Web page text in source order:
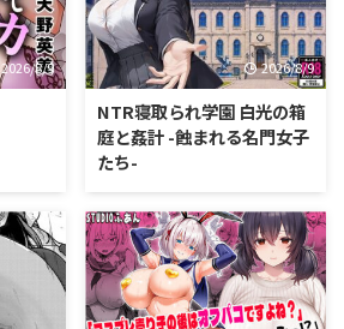
2026/8/9 2026/8/9
NTR寝取られ学園 白光の箱
庭と姦計 -蝕まれる名門女子
たち-